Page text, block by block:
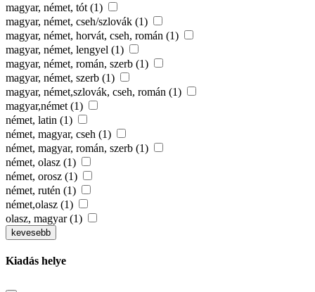
magyar, német, tót (1)
magyar, német, cseh/szlovák (1)
magyar, német, horvát, cseh, román (1)
magyar, német, lengyel (1)
magyar, német, román, szerb (1)
magyar, német, szerb (1)
magyar, német,szlovák, cseh, román (1)
magyar,német (1)
német, latin (1)
német, magyar, cseh (1)
német, magyar, román, szerb (1)
német, olasz (1)
német, orosz (1)
német, rutén (1)
német,olasz (1)
olasz, magyar (1)
kevesebb
Kiadás helye